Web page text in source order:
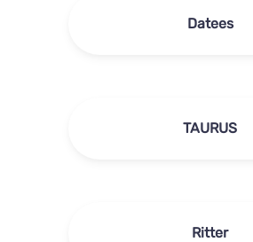
Datees
TAURUS
Ritter